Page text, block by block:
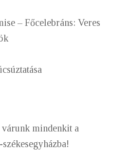
– Főcelebráns: Veres
mindenkit a